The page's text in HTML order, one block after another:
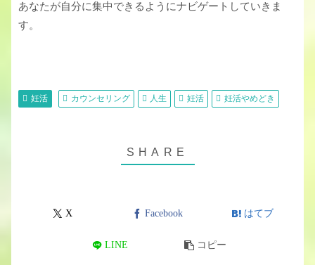
あなたが自分に集中できるようにナビゲートしていきま
す。
妊活 カウンセリング 人生 妊活 妊活やめどき
X Facebook はてブ
LINE コピー